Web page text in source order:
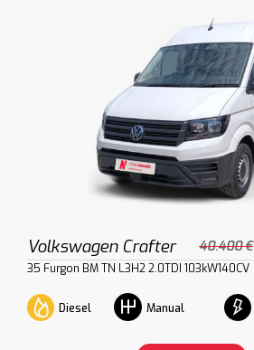
Volkswagen Crafter 40.400 €
35 Furgon BM TN L3H2 2.0TDI 103kW140CV
Diesel Manual